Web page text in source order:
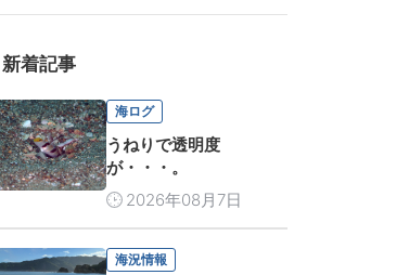
新着記事
海ログ
うねりで透明度
が・・・。
2026年08月7日
海況情報